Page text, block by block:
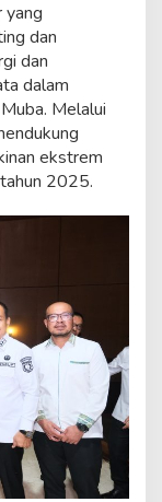
yang
dan
dan
dalam
Melalui
ekstrem
2025.